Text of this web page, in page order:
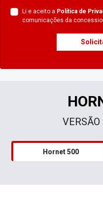
Li e aceito a Política de
comunicações da
Hornet 500